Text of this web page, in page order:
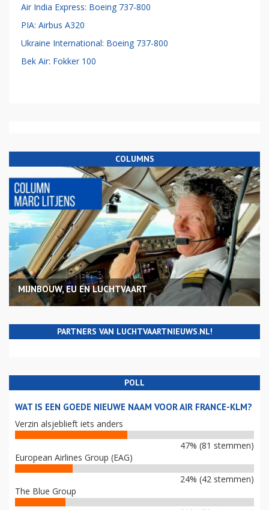
Air India Express: Boeing 737-800
PIA: Airbus A320
Ukraine International: Boeing 737-800
Bek Air: Fokker 100
COLUMNS
MIJNBOUW, EU EN LUCHTVAART
PARTNERS VAN LUCHTVAARTNIEUWS.NL!
POLL
WAT IS EEN GOEDE NIEUWE NAAM VOOR AIR FRANCE-KLM?
Verzin alsjeblieft iets anders
47% (81 stemmen)
European Airlines Group (EAG)
24% (42 stemmen)
The Blue Group